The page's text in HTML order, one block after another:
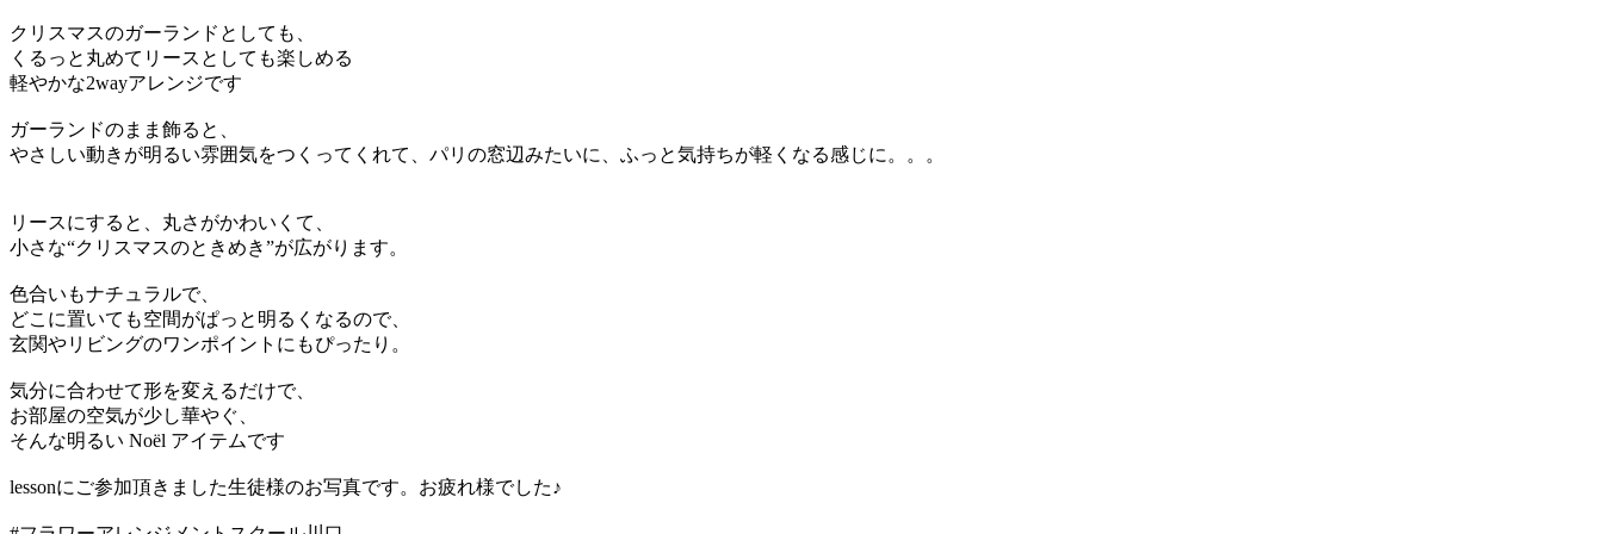
クリスマスのガーランドとしても、
くるっと丸めてリースとしても楽しめる
軽やかな2wayアレンジです
ガーランドのまま飾ると、
やさしい動きが明るい雰囲気をつくってくれて、パリの窓辺みたいに、ふっと気持ちが軽くなる感じに。。。
リースにすると、丸さがかわいくて、
小さな“クリスマスのときめき”が広がります。
色合いもナチュラルで、
どこに置いても空間がぱっと明るくなるので、
玄関やリビングのワンポイントにもぴったり。
気分に合わせて形を変えるだけで、
お部屋の空気が少し華やぐ、
そんな明るい Noël アイテムです
lessonにご参加頂きました生徒様のお写真です。お疲れ様でした♪